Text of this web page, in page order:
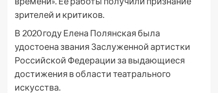
зрителей и критиков.
В 2020 году Елена Полянская была
удостоена звания Заслуженной артистки
Российской Федерации за выдающиеся
достижения в области театрального
искусства.